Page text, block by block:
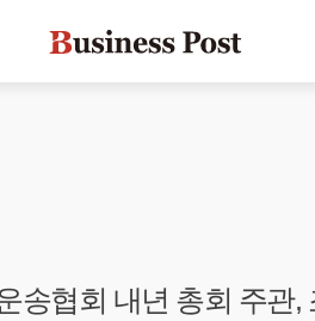
송협회 내년 총회 주관,